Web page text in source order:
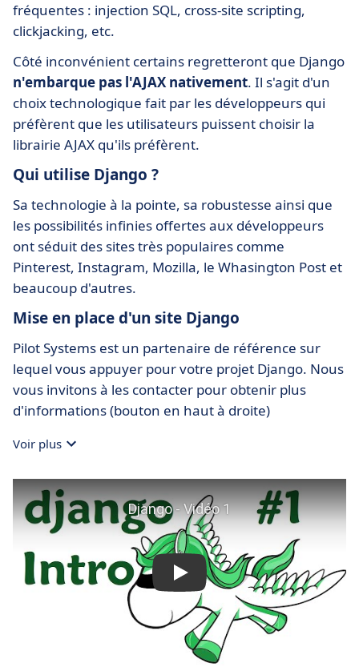
fréquentes : injection SQL, cross-site scripting,
clickjacking, etc.
Côté inconvénient certains regretteront que Django
n'embarque pas l'AJAX nativement. Il s'agit d'un
choix technologique fait par les développeurs qui
préfèrent que les utilisateurs puissent choisir la
librairie AJAX qu'ils préfèrent.
Qui utilise Django ?
Sa technologie à la pointe, sa robustesse ainsi que
les possibilités infinies offertes aux développeurs
ont séduit des sites très populaires comme
Pinterest, Instagram, Mozilla, le Whasington Post et
beaucoup d'autres.
Mise en place d'un site Django
Pilot Systems est un partenaire de référence sur
lequel vous appuyer pour votre projet Django. Nous
vous invitons à les contacter pour obtenir plus
d'informations (bouton en haut à droite)
Voir plus